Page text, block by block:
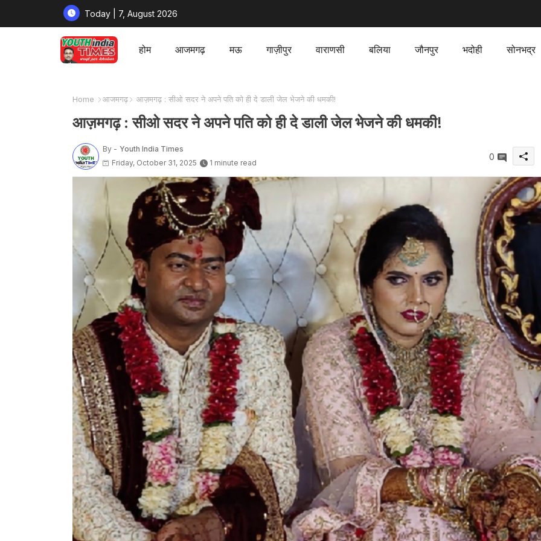
Today | 7, August 2026
होम आजमगढ़ मऊ गाज़ीपुर वाराणसी बलिया जौनपुर भदोही सोनभद्र
Home आजमगढ़ आज़मगढ़ : सीओ सदर ने अपने पति को ही दे डाली जेल भेजने की धमकी!
आज़मगढ़ : सीओ सदर ने अपने पति को ही दे डाली जेल भेजने की धमकी!
By - Youth India Times
Friday, October 31, 2025
1 minute read
0